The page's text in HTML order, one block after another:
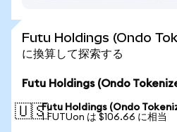
Futu Holdings (Ondo
に換算して探索する
Futu Holdings (Ondo
🇺🇸Futu Holdings (Ondo
1 FUTUon は $106.66 に相当